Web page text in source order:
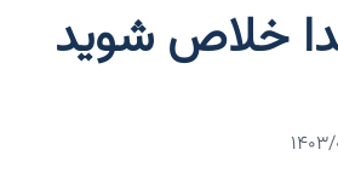
خلاص شوید